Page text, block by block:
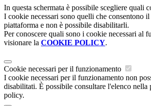
In questa schermata è possibile scegliere quali
I cookie necessari sono quelli che consentono
piattaforma e non è possibile disabilitarli.
Per conoscere quali sono i cookie necessari al
visionare la COOKIE POLICY.
Cookie necessari per il funzionamento
I cookie necessari per il funzionamento non
disabilitati. È possibile consultare l'elenco nella
policy.